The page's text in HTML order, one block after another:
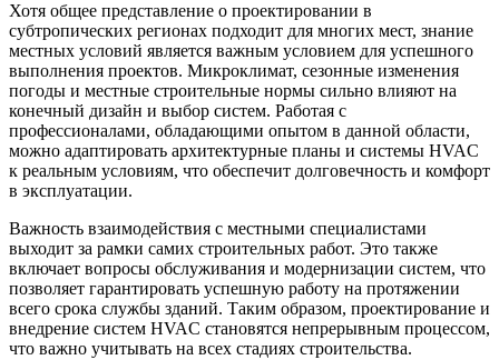
Хотя общее представление о проектировании в
субтропических регионах подходит для многих мест, знание
местных условий является важным условием для успешного
выполнения проектов. Микроклимат, сезонные изменения
погоды и местные строительные нормы сильно влияют на
конечный дизайн и выбор систем. Работая с
профессионалами, обладающими опытом в данной области,
можно адаптировать архитектурные планы и системы HVAC
к реальным условиям, что обеспечит долговечность и комфорт
в эксплуатации.
Важность взаимодействия с местными специалистами
выходит за рамки самих строительных работ. Это также
включает вопросы обслуживания и модернизации систем, что
позволяет гарантировать успешную работу на протяжении
всего срока службы зданий. Таким образом, проектирование и
внедрение систем HVAC становятся непрерывным процессом,
что важно учитывать на всех стадиях строительства.